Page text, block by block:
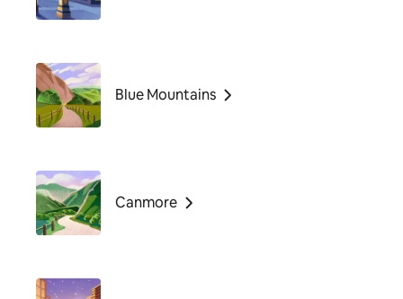
Blue Mountains
Canmore